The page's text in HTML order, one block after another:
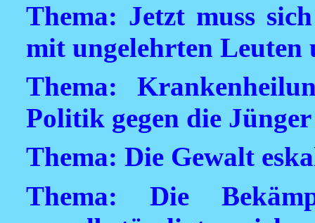
Thema: Jetzt muss
mit ungelehrten Leuten
Thema:
Politik gegen die Jünger
Thema: Die Gewalt
Thema: Die